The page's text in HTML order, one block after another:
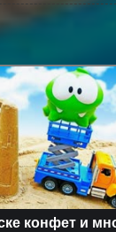
конфет и